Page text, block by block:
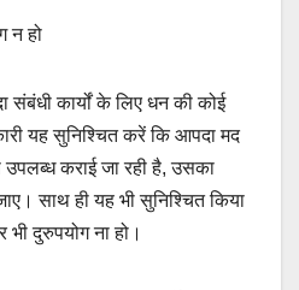
न हो
कार्यों के लिए धन की कोई
यह सुनिश्चित करें कि आपदा मद
उपलब्ध कराई जा रही है, उसका
साथ ही यह भी सुनिश्चित किया
दुरुपयोग ना हो।